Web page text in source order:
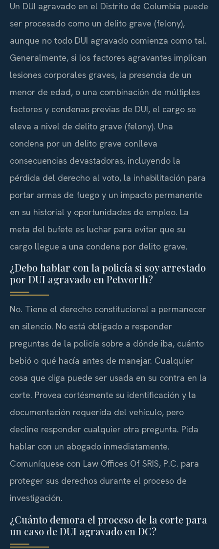
Un DUI agravado en el Distrito de Columbia puede
ser procesado como un delito grave (felony),
aunque no todo DUI agravado comienza como tal.
Generalmente, si los factores agravantes implican
lesiones corporales graves, la presencia de un
menor de edad, o una combinación de múltiples
factores y condenas previas de DUI, el cargo se
eleva a nivel de delito grave (felony). Una
condena por un delito grave conlleva
consecuencias devastadoras, incluyendo la
pérdida del derecho al voto, la inhabilitación para
portar armas de fuego y un impacto permanente
en su historial y oportunidades de empleo. La
meta del bufete es luchar para evitar que su
cargo llegue a una condena por delito grave.
¿Debo hablar con la policía si soy arrestado
por DUI agravado en Petworth?
No. Tiene el derecho constitucional a permanecer
en silencio. No está obligado a responder
preguntas de la policía sobre a dónde iba, cuánto
bebió o qué hacía antes de manejar. Cualquier
cosa que diga puede ser usada en su contra en la
corte. Provea cortésmente su identificación y la
documentación requerida del vehículo, pero
decline responder cualquier otra pregunta. Pida
hablar con un abogado inmediatamente.
Comuníquese con Law Offices Of SRIS, P.C. para
proteger sus derechos durante el proceso de
investigación.
¿Cuánto demora el proceso de la corte para
un caso de DUI agravado en DC?